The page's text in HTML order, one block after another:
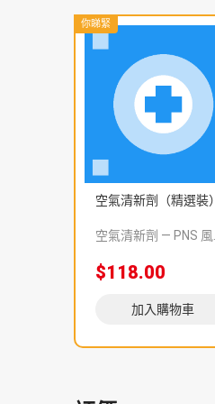
你睇緊
空氣清新劑（精選裝）
$118.00
加入購物車